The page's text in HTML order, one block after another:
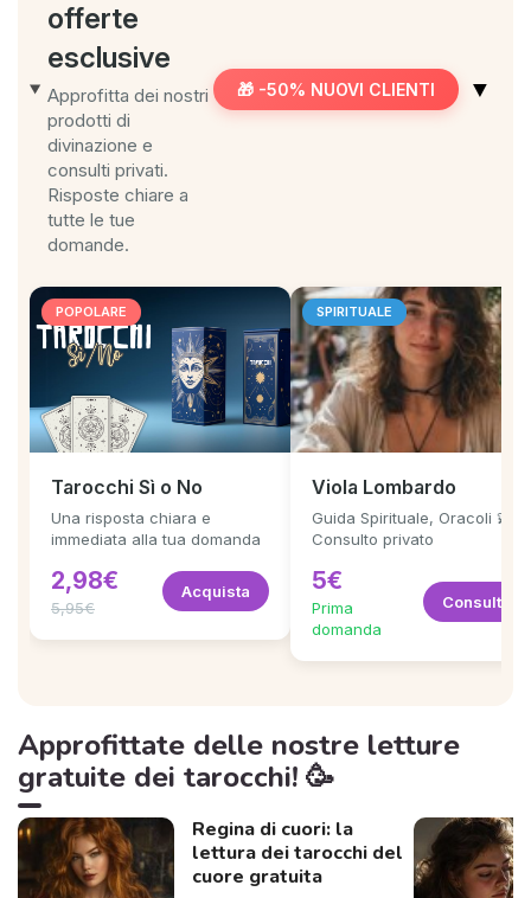
offerte
esclusive
Approfitta dei nostri
prodotti di
divinazione e
consulti privati.
Risposte chiare a
tutte le tue
domande.
🎁 -50% NUOVI CLIENTI ▼
POPOLARE
Tarocchi Sì o No
Una risposta chiara e
immediata alla tua domanda
2,98€
5,95€
Acquista
SPIRITUALE
Viola Lombardo
Guida Spirituale, Oracoli 💫
Consulto privato
5€
Prima
domanda
Consulta
Approfittate delle nostre letture
gratuite dei tarocchi! 🥳
Regina di cuori: la
lettura dei tarocchi del
cuore gratuita